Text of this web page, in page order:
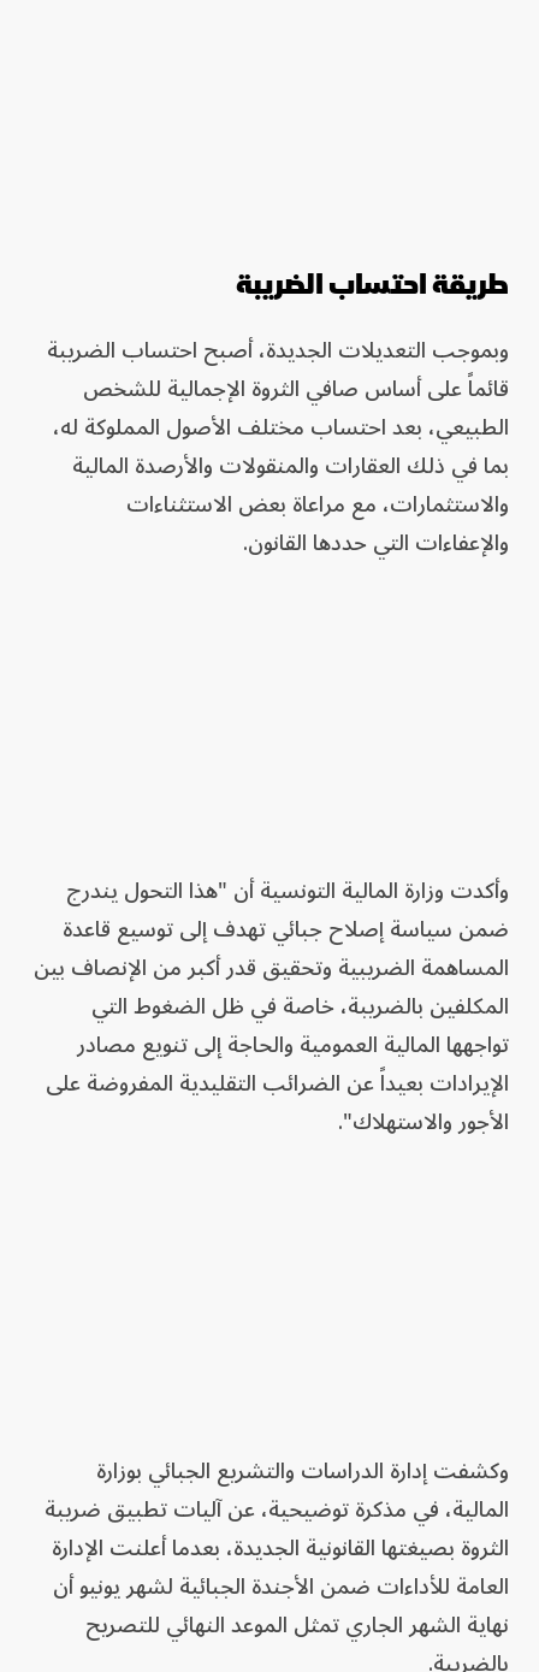
طريقة احتساب الضريبة
وبموجب التعديلات الجديدة، أصبح احتساب الضريبة
قائماً على أساس صافي الثروة الإجمالية للشخص
الطبيعي، بعد احتساب مختلف الأصول المملوكة له،
بما في ذلك العقارات والمنقولات والأرصدة المالية
والاستثمارات، مع مراعاة بعض الاستثناءات
والإعفاءات التي حددها القانون.
وأكدت وزارة المالية التونسية أن "هذا التحول يندرج
ضمن سياسة إصلاح جبائي تهدف إلى توسيع قاعدة
المساهمة الضريبية وتحقيق قدر أكبر من الإنصاف بين
المكلفين بالضريبة، خاصة في ظل الضغوط التي
تواجهها المالية العمومية والحاجة إلى تنويع مصادر
الإيرادات بعيداً عن الضرائب التقليدية المفروضة على
الأجور والاستهلاك".
وكشفت إدارة الدراسات والتشريع الجبائي بوزارة
المالية، في مذكرة توضيحية، عن آليات تطبيق ضريبة
الثروة بصيغتها القانونية الجديدة، بعدما أعلنت الإدارة
العامة للأداءات ضمن الأجندة الجبائية لشهر يونيو أن
نهاية الشهر الجاري تمثل الموعد النهائي للتصريح